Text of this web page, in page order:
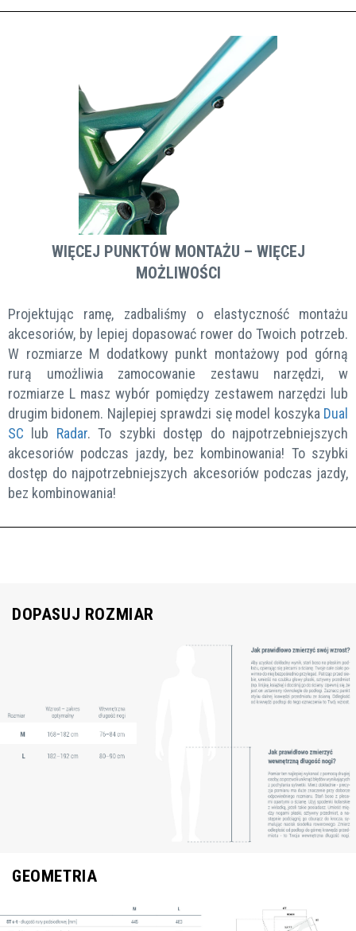
WIĘCEJ PUNKTÓW MONTAŻU – WIĘCEJ
MOŻLIWOŚCI
Projektując ramę, zadbaliśmy o elastyczność montażu
akcesoriów, by lepiej dopasować rower do Twoich potrzeb.
W rozmiarze M dodatkowy punkt montażowy pod górną
rurą umożliwia zamocowanie zestawu narzędzi, w
rozmiarze L masz wybór pomiędzy zestawem narzędzi lub
drugim bidonem. Najlepiej sprawdzi się model koszyka Dual
SC lub Radar. To szybki dostęp do najpotrzebniejszych
akcesoriów podczas jazdy, bez kombinowania! To szybki
dostęp do najpotrzebniejszych akcesoriów podczas jazdy,
bez kombinowania!
DOPASUJ ROZMIAR
GEOMETRIA